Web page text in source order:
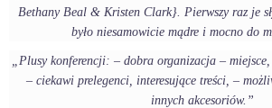
Bethany Beal & Kristen Clark}. Pierwszy raz je
było niesamowicie mądre i mocno do
„Plusy konferencji: – dobra organizacja –
– ciekawi prelegenci, interesujące treści, –
innych akcesoriów.”